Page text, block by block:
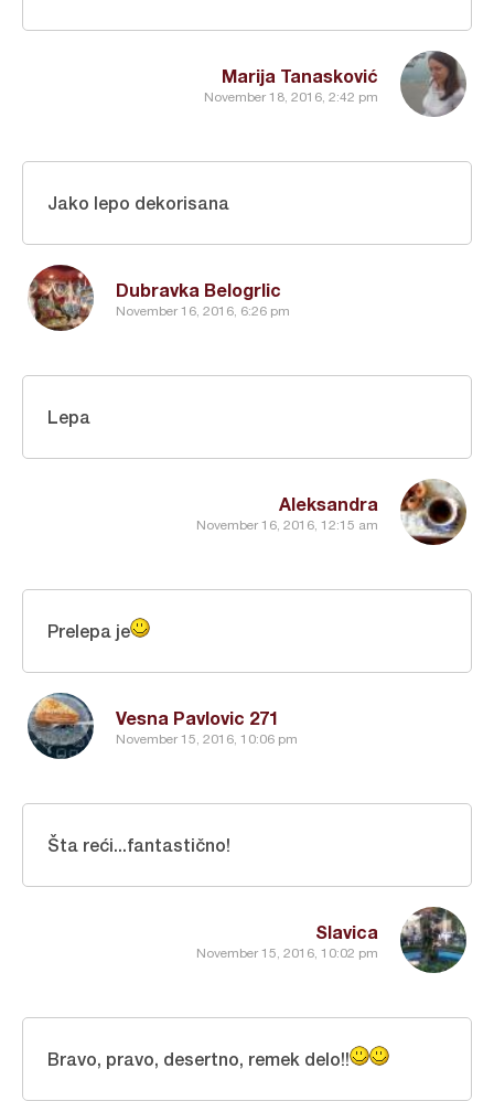
Marija Tanasković
November 18, 2016, 2:42 pm
Dubravka Belogrlic
November 16, 2016, 6:26 pm
Jako lepo dekorisana
Aleksandra
November 16, 2016, 12:15 am
Lepa
Vesna Pavlovic 271
November 15, 2016, 10:06 pm
Prelepa je
Slavica
November 15, 2016, 10:02 pm
Šta reći...fantastično!
Bravo, pravo, desertno, remek delo!!